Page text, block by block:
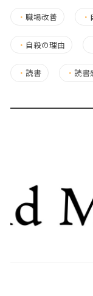
・ 職場改善 ・
・ 自殺の理由
・ 読書 ・読書